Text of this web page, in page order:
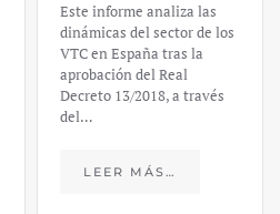
Este informe analiza las
dinámicas del sector de los
VTC en España tras la
aprobación del Real
Decreto 13/2018, a través
del…
LEER MÁS…